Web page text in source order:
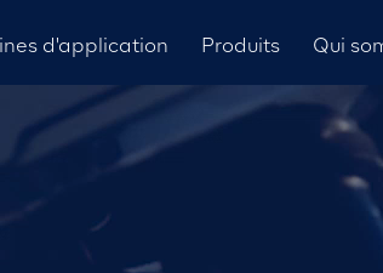
d'application Produits Qui